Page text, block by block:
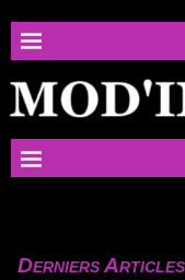
Derniers Articles